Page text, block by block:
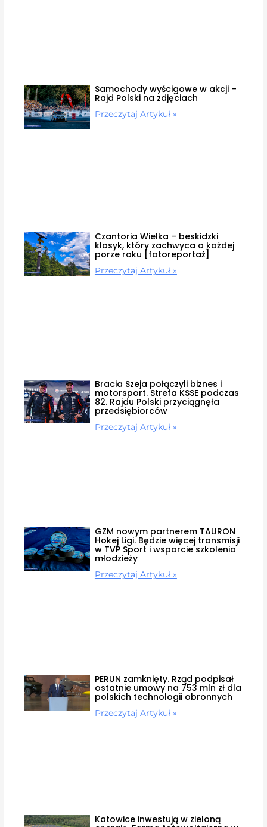
Samochody wyścigowe w akcji –
Rajd Polski na zdjęciach
Przeczytaj Artykuł »
Czantoria Wielka – beskidzki
klasyk, który zachwyca o każdej
porze roku [fotoreportaż]
Przeczytaj Artykuł »
Bracia Szeja połączyli biznes i
motorsport. Strefa KSSE podczas
82. Rajdu Polski przyciągnęła
przedsiębiorców
Przeczytaj Artykuł »
GZM nowym partnerem TAURON
Hokej Ligi. Będzie więcej transmisji
w TVP Sport i wsparcie szkolenia
młodzieży
Przeczytaj Artykuł »
PERUN zamknięty. Rząd podpisał
ostatnie umowy na 753 mln zł dla
polskich technologii obronnych
Przeczytaj Artykuł »
Katowice inwestują w zieloną